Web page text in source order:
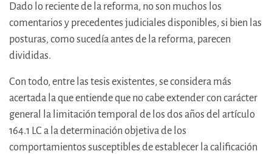
Dado lo reciente de la reforma, no son muchos los
comentarios y precedentes judiciales disponibles, si bien las
posturas, como sucedía antes de la reforma, parecen
divididas.
Con todo, entre las tesis existentes, se considera más
acertada la que entiende que no cabe extender con carácter
general la limitación temporal de los dos años del artículo
164.1 LC a la determinación objetiva de los
comportamientos susceptibles de establecer la calificación